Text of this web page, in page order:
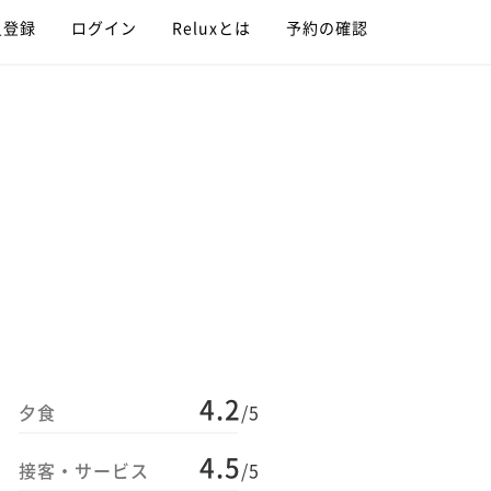
録 ログイン Reluxとは 予約の確認
夕食 4.2/5
接客・サービス 4.5/5